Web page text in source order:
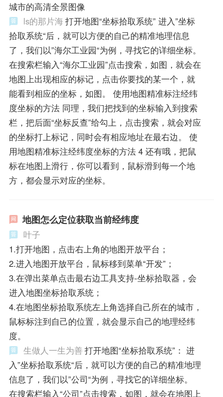
城市的高清全景图像
ls的那片海打开地图“坐标拾取系统” 进入”坐标
拾取系统“后，就可以方便的自己的精准地理信息
了，我们以”海尔工业园“为例，寻找它的详细坐标。
在搜索栏输入“海尔工业园”点击搜索，如图，就会在
地图上出现相应的标记，点击你要找的某一个，就
能看到相应的坐标，如图。 使用地图精准标注经纬
度坐标的方法 同理，我们把找到的坐标输入到搜索
栏，把后面“坐标反查”给勾上，点击搜索，就会对应
的坐标打上标记，同时会有相应地址在最右边。 使
用地图精准标注经纬度坐标的方法 4 还有哦，把鼠
标在地图上滑行，你可以看到，鼠标滑到每一个地
方，都会显示对应的坐标。
地图怎么定位获取当前经纬度
叶子
1.打开地图，点击右上角的地图开放平台；
2.进入地图开放平台，鼠标移到菜单“开发”；
3.在弹出菜单点击最右边工具支持-坐标拾取器，会
进入地图坐标拾取系统；
4.在地图坐标拾取系统左上角选择自己所在的城市，
鼠标标注到自己的位置，就会显示自己的地理经纬
度。
生做人一生为善 打开地图“坐标拾取系统”： 进
入”坐标拾取系统“后，就可以方便的自己的精准地理
信息了，我们以”公司“为例，寻找它的详细坐标。
在搜索栏输入“公司”点击搜索，如图，就会在地图上